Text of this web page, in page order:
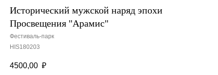
Исторический мужской наряд эпохи
Просвещения "Арамис"
Фестиваль-парк
HIS180203
4500,00 ₽